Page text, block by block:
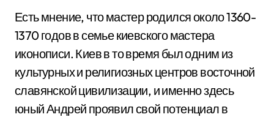
Есть мнение, что мастер родился около 1360-
1370 годов в семье киевского мастера
иконописи. Киев в то время был одним из
культурных и религиозных центров восточной
славянской цивилизации, и именно здесь
юный Андрей проявил свой потенциал в